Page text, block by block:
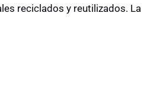
reciclados y reutilizados. La